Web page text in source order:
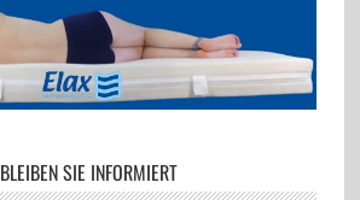
BLEIBEN SIE INFORMIERT